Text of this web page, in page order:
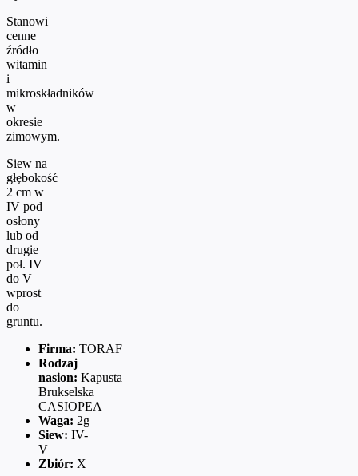
Stanowi
cenne
źródło
witamin
i
mikroskładników
w
okresie
zimowym.
Siew na
głębokość
2 cm w
IV pod
osłony
lub od
drugie
poł. IV
do V
wprost
do
gruntu.
Firma: TORAF
Rodzaj
nasion: Kapusta
Brukselska
CASIOPEA
Waga: 2g
Siew: IV-
V
Zbiór: X